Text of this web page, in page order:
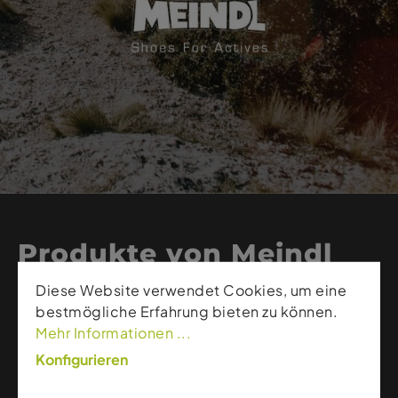
Produkte von Meindl
Meindl steht für traditionelle
Schuhhandwerkskunst, höchste Qualität und
robuste Outdoor-Performance. Die bayerische
Marke entwickelt Wander- und Bergschuhe, die
Diese Website verwendet Cookies, um eine
bestmögliche Erfahrung bieten zu können.
Mehr Informationen ...
Konfigurieren